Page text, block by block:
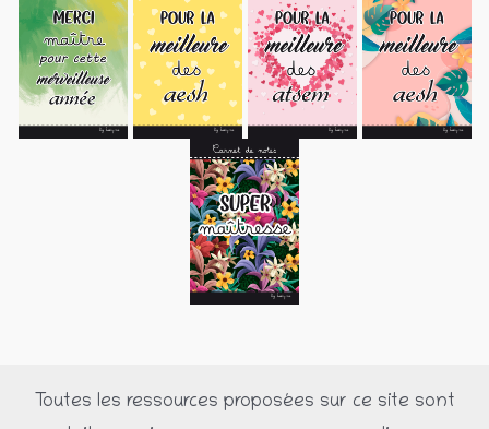
Toutes les ressources proposées sur ce site sont